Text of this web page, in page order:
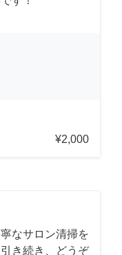
¥2,000
なサロン清掃を
き続き、どうぞ